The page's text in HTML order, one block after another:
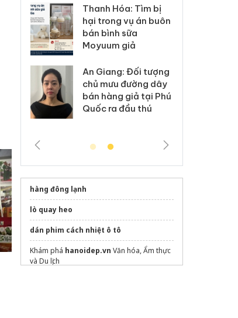
Hưng Yên: Xử lý 6 hộ
kinh doanh bán hàng
giả mạo nhãn hiệu
Adidas, Nike
Cà Mau: Tiêu hủy
công khai hàng ngàn
sản phẩm nhập lậu,
bảo vệ môi trường
hàng đông lạnh
lò quay heo
dán phim cách nhiệt ô tô
Khám phá hanoidep.vn Văn hóa, Ẩm thực
và Du lịch